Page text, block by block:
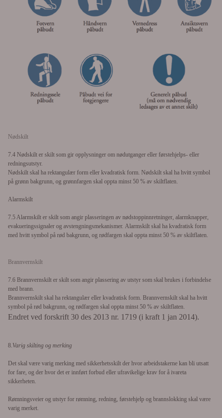
Nødskilt
7.4 Nødskilt er skilt som gir opplysninger om nødutganger eller førstehjelps- eller
redningsutstyr.
Nødskilt skal ha rektangulær form eller kvadratisk form. Nødskilt skal ha hvitt symbol
på grønn bakgrunn, og grønnfargen skal oppta minst 50 % av skiltflaten.
Alarmskilt
7.5 Alarmskilt er skilt som angir plasseringen av nødstoppinnretninger, alarmknapper,
evakueringssignaler og avstengningsmekanismer. Alarmskilt skal ha kvadratisk form
med hvitt symbol på rød bakgrunn, og rødfargen skal oppta minst 50 % av skiltflaten.
Brannvernskilt
7.6 Brannvernskilt er skilt som angir plassering av utstyr som skal brukes i forbindelse
med brann.
Brannvernskilt skal ha rektangulær eller kvadratisk form. Brannvernskilt skal ha hvitt
symbol på rød bakgrunn, og rødfargen skal oppta minst 50 % av skiltflaten.
Endret ved forskrift 30 des 2013 nr. 1719 (i kraft 1 jan 2014).
8. Varig skilting og merking
Det skal være varig merking med sikkerhetsskilt der hvor arbeidstakerne kan bli utsatt
for fare, og der hvor det er innført forbud eller ufravikelige krav for å ivareta
sikkerheten.
Rømningsveier og utstyr for rømning, redning, førstehjelp og brannslokking skal være
varig merket.